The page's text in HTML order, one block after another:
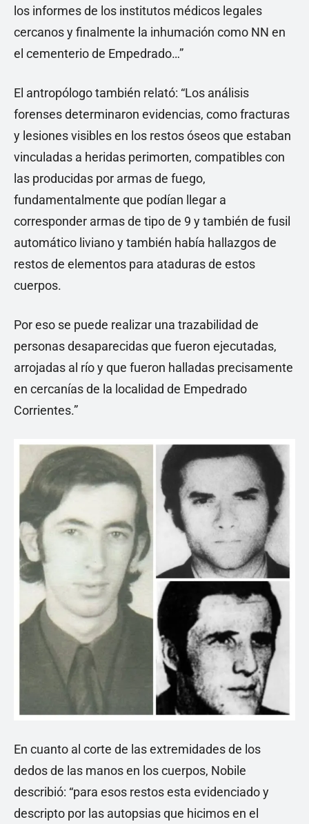
los informes de los institutos médicos legales
cercanos y finalmente la inhumación como NN en
el cementerio de Empedrado…”
El antropólogo también relató: “Los análisis
forenses determinaron evidencias, como fracturas
y lesiones visibles en los restos óseos que estaban
vinculadas a heridas perimorten, compatibles con
las producidas por armas de fuego,
fundamentalmente que podían llegar a
corresponder armas de tipo de 9 y también de fusil
automático liviano y también había hallazgos de
restos de elementos para ataduras de estos
cuerpos.
Por eso se puede realizar una trazabilidad de
personas desaparecidas que fueron ejecutadas,
arrojadas al río y que fueron halladas precisamente
en cercanías de la localidad de Empedrado
Corrientes.”
En cuanto al corte de las extremidades de los
dedos de las manos en los cuerpos, Nobile
describió: “para esos restos esta evidenciado y
descripto por las autopsias que hicimos en el